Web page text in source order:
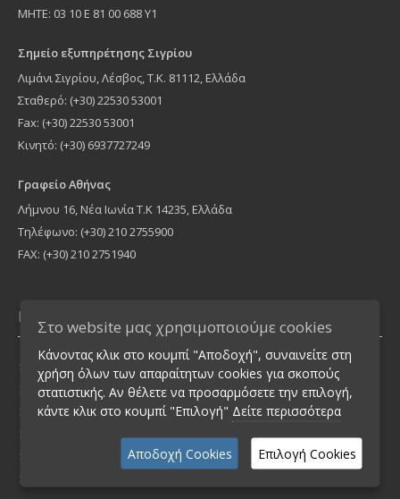
ΜΗΤΕ: 03 10 Ε 81 00 688 Υ1
Σημείο εξυπηρέτησης Σιγρίου
Λιμάνι Σιγρίου, Λέσβος, Τ.Κ. 81112, Ελλάδα
Σταθερό: (+30) 22530 53001
Fax: (+30) 22530 53001
Κινητό: (+30) 6937727249
Γραφείο Αθήνας
Λήμνου 16, Νέα Ιωνία Τ.Κ 14235, Ελλάδα
Τηλέφωνο: (+30) 210 2755900
FAX: (+30) 210 2751940
Πληροφορίες
Ασφάλεια Συναλλαγών
Διαφύλαξη απορρήτου
Όροι Ενοικίασης
Πολιτική Ακυρώσεων
Τρόποι Πληρωμής
Στο website μας χρησιμοποιούμε cookies
Κάνοντας κλικ στο κουμπί "Αποδοχή", συναινείτε στη
χρήση όλων των απαραίτητων cookies για σκοπούς
στατιστικής. Αν θέλετε να προσαρμόσετε την επιλογή,
κάντε κλικ στο κουμπί "Επιλογή" Δείτε περισσότερα
Αποδοχή Cookies Επιλογή Cookies